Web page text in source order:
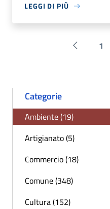
LEGGI DI PIÙ
Pagina 1
Categorie
Ambiente (19)
Artigianato (5)
Commercio (18)
Comune (348)
Cultura (152)